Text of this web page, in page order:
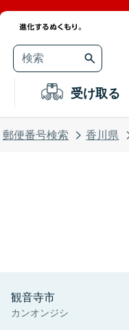
受け取る
郵便番号検索 香川県
観音寺市
カンオンジシ